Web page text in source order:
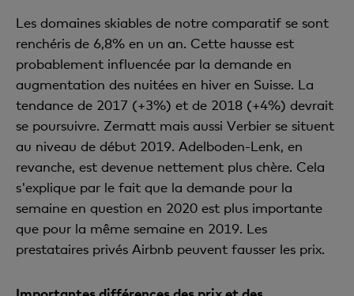
Les domaines skiables de notre comparatif se sont
renchéris de 6,8% en un an. Cette hausse est
probablement influencée par la demande en
augmentation des nuitées en hiver en Suisse. La
tendance de 2017 (+3%) et de 2018 (+4%) devrait
se poursuivre. Zermatt mais aussi Verbier se situent
au niveau de début 2019. Adelboden-Lenk, en
revanche, est devenue nettement plus chère. Cela
s'explique par le fait que la demande pour la
semaine en question en 2020 est plus importante
que pour la même semaine en 2019. Les
prestataires privés Airbnb peuvent fausser les prix.